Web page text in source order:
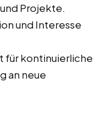
Projekte.
und Interesse
für kontinuierliche
an neue